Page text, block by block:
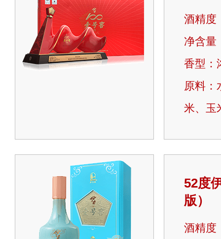
酒精度
净含量
香型：
原料：
米、玉
52度
版）
酒精度